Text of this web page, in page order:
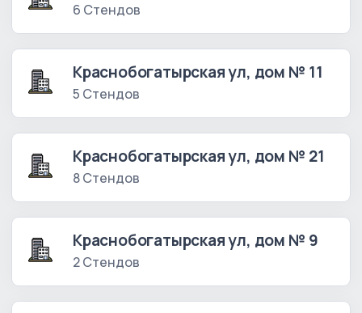
6 Стендов
Краснобогатырская ул, дом № 11
5 Стендов
Краснобогатырская ул, дом № 21
8 Стендов
Краснобогатырская ул, дом № 9
2 Стендов